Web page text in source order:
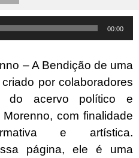
00:00
– A Bendição de uma
por colaboradores
do acervo político e
com finalidade
e artística.
página, ele é uma